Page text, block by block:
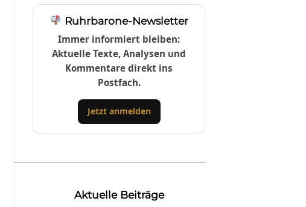
Ruhrbarone-Newsletter
Immer informiert bleiben:
Aktuelle Texte, Analysen und
Kommentare direkt ins
Postfach.
Jetzt anmelden
Aktuelle Beiträge